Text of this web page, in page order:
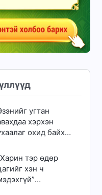
угтан
хэрхэн
охид байх
тэр өдөр
хэн ч